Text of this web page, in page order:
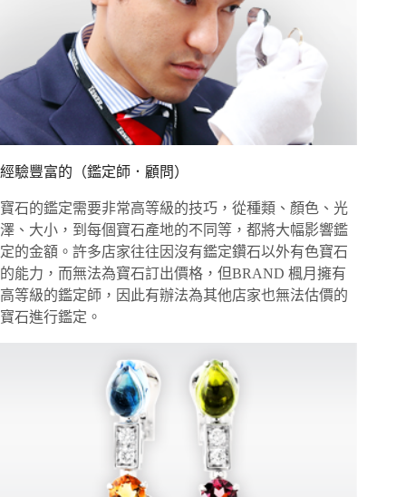
經驗豐富的（鑑定師．顧問）
寶石的鑑定需要非常高等級的技巧，從種類、顏色、光
澤、大小，到每個寶石產地的不同等，都將大幅影響鑑
定的金額。許多店家往往因沒有鑑定鑽石以外有色寶石
的能力，而無法為寶石訂出價格，但BRAND 楓月擁有
高等級的鑑定師，因此有辦法為其他店家也無法估價的
寶石進行鑑定。